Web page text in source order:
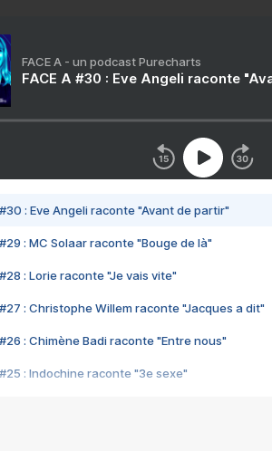
FACE A - un podcast Purecharts
FACE A #30 : Eve Angeli raconte
#30 : Eve Angeli raconte "Avant de partir"
#29 : MC Solaar raconte "Bouge de là"
#28 : Lorie raconte "Je vais vite"
#27 : Christophe Willem raconte "Jacques a dit"
#26 : Chimène Badi raconte "Entre nous"
#25 : Indochine raconte "3e sexe"